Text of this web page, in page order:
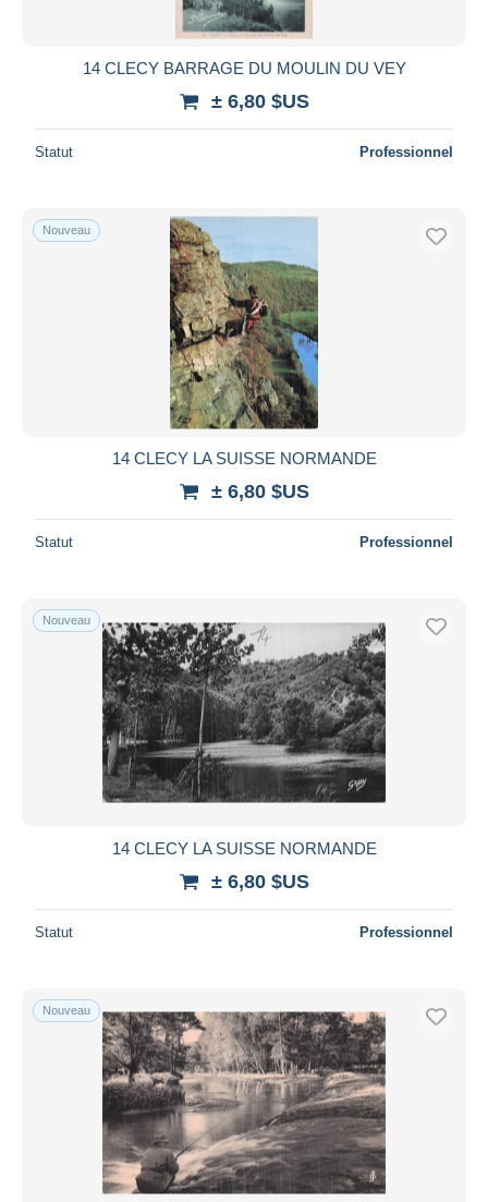
14 CLECY BARRAGE DU MOULIN DU VEY
± 6,80 $US
Statut Professionnel
Nouveau
14 CLECY LA SUISSE NORMANDE
± 6,80 $US
Statut Professionnel
Nouveau
14 CLECY LA SUISSE NORMANDE
± 6,80 $US
Statut Professionnel
Nouveau